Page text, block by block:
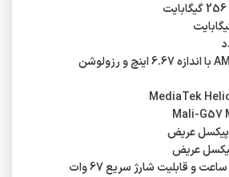
صفحه نمایش : AMOLED با اندازه 6.67 اینچ و رزولوشن